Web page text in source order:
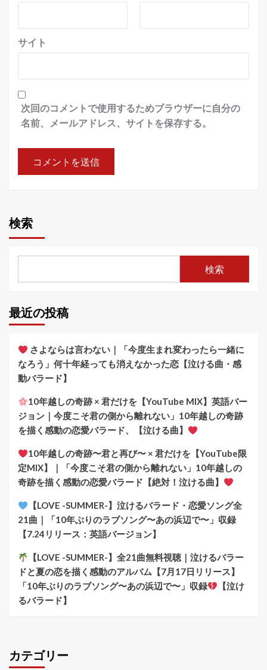
サイト
次回のコメントで使用するためブラウザーに自分の
名前、メールアドレス、サイトを保存する。
検索
検索
最近の投稿
さよならは言わない｜「今度生まれ変わったら一緒に
なろう」何十年経っても消えなかった恋【泣ける曲・感
動バラード】
10年越しの奇跡 × 君だけを【YouTube MIX】英語バー
ジョン｜今度こそ君の側から離れない」10年越しの奇跡
を描く感動の恋愛バラード、【泣ける曲】
10年越しの奇跡〜君と再び〜 × 君だけを【YouTube限
定MIX】｜「今度こそ君の側から離れない」10年越しの
奇跡を描く感動の恋愛バラード【絶対！泣ける曲】
【LOVE -SUMMER-】泣けるバラード・恋愛ソング全
21曲｜「10年ぶりのラブソング〜あの浜辺で〜」収録
【7.24リリース：英語バージョン】
【LOVE -SUMMER-】全21曲無料視聴｜泣けるバラー
ドと夏の恋を描く感動のアルバム【7月17日リリース】
「10年ぶりのラブソング〜あの浜辺で〜」収録
【泣け
るバラード】
カテゴリー